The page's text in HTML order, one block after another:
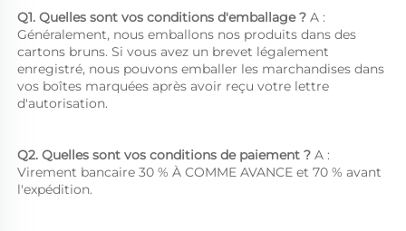
Q1. Quelles sont vos conditions d'emballage ? A :
Généralement, nous emballons nos produits dans des
cartons bruns. Si vous avez un brevet légalement
enregistré, nous pouvons emballer les marchandises dans
vos boîtes marquées après avoir reçu votre lettre
d'autorisation.
Q2. Quelles sont vos conditions de paiement ? A :
Virement bancaire 30 % À COMME AVANCE et 70 % avant
l'expédition.